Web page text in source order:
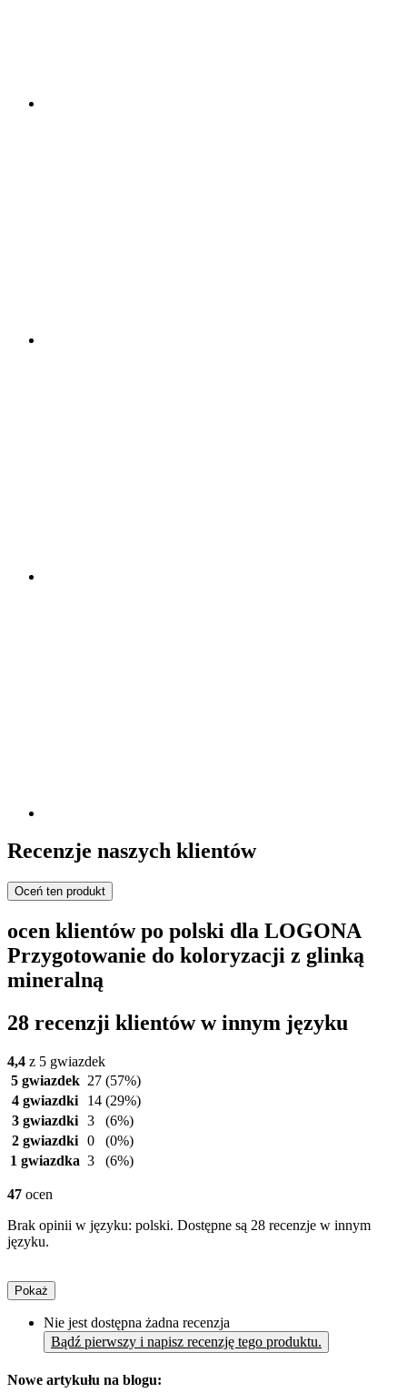
Recenzje naszych klientów
Oceń ten produkt
ocen klientów po polski dla LOGONA
Przygotowanie do koloryzacji z glinką
mineralną
28 recenzji klientów w innym języku
4,4 z 5 gwiazdek
5 gwiazdek 27 (57%)
4 gwiazdki
14 (29%)
3 gwiazdki 3
(6%)
2 gwiazdki 0
(0%)
1 gwiazdka 3 (6%)
47 ocen
Brak opinii w języku: polski. Dostępne są 28 recenzje w innym
języku.
Pokaż
Nie jest dostępna żadna recenzja
Bądź pierwszy i napisz recenzję tego produktu.
Nowe artykułu na blogu: